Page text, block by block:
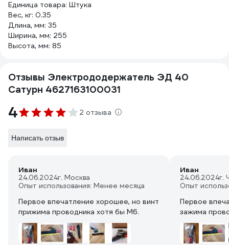
Единица товара: Штука
Вес, кг: 0.35
Длина, мм: 35
Ширина, мм: 255
Высота, мм: 85
Отзывы Электрододержатель ЭД 40
Сатурн 4627163100031
4 2 отзыва
Написать отзыв
Иван
24.06.2024г. Москва
Опыт использования: Менее месяца
Первое впечатление хорошее, но винт
прижима проводника хотя бы М6.
Иван
24.06.2024г.
Опыт
Первое
зажима